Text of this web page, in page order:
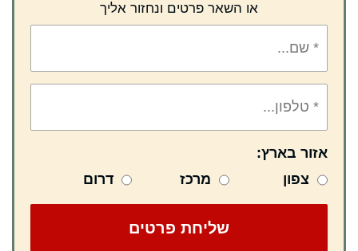
או השאר פרטים ונחזור אליך
אזור בארץ:
צפון
מרכז דרום